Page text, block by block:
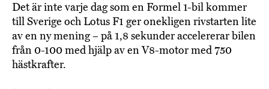
Det är inte varje dag som en Formel 1-bil kommer
till Sverige och Lotus F1 ger onekligen rivstarten lite
av en ny mening – på 1,8 sekunder accelererar bilen
från 0-100 med hjälp av en V8-motor med 750
hästkrafter.